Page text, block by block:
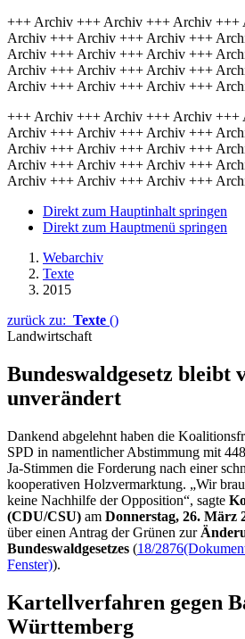
+++ Archiv +++ Archiv +++ Archiv
Archiv +++ Archiv +++ Archiv +++
Archiv +++ Archiv +++ Archiv +++
Archiv +++ Archiv +++ Archiv +++
Archiv +++ Archiv +++ Archiv +++
+++ Archiv +++ Archiv +++ Archiv
Archiv +++ Archiv +++ Archiv +++
Archiv +++ Archiv +++ Archiv +++
Archiv +++ Archiv +++ Archiv +++
Archiv +++ Archiv +++ Archiv +++
Direkt zum Hauptinhalt springen
Direkt zum Hauptmenü springen
Webarchiv
Texte
2015
zurück zu: Texte ()
Landwirtschaft
Bundeswaldgesetz bleibt
unverändert
Dankend abgelehnt haben die
SPD in namentlicher Abstimmung mit
Ja-Stimmen die Forderung nach einer
kooperativen Holzvermarktung. „Wir
keine Nachhilfe der Opposition“, sagte
(CDU/CSU) am Donnerstag, 26. März
über einen Antrag der Grünen zur
Bundeswaldgesetzes (18/2876
Fenster)).
Kartellverfahren gegen
Württemberg